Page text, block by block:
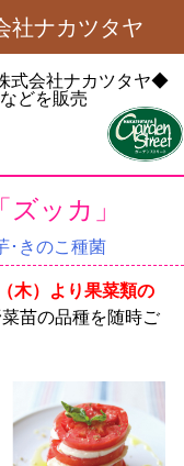
社ナカツタヤ
式会社ナカツタヤ◆
どを販売
ッカ」
･きのこ種菌
木）より果菜類の
苗の品種を随時ご